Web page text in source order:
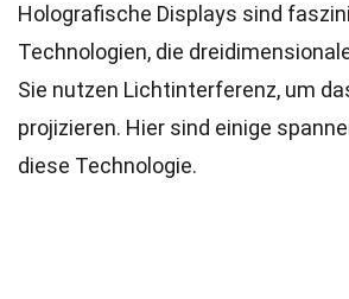
Holografische Displays sind
Technologien, die
Sie nutzen Lichtinterferenz, um
projizieren. Hier sind einige
diese Technologie.